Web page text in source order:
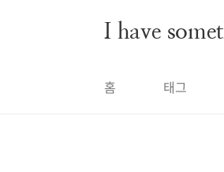
I have
홈 태그